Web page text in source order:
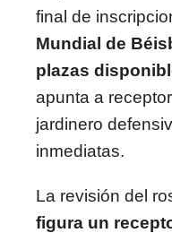
final de
Mundial de
plazas
apunta a
jardinero
inmediatas.
La revisión del
figura un